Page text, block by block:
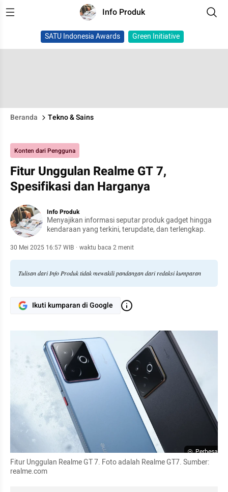
Info Produk
SATU Indonesia Awards Green Initiative
Beranda Tekno & Sains
Konten dari Pengguna
Fitur Unggulan Realme GT 7,
Spesifikasi dan Harganya
Info Produk
Menyajikan informasi seputar produk gadget hingga
kendaraan yang terkini, terupdate, dan terlengkap.
30 Mei 2025 16:57 WIB · waktu baca 2 menit
Tulisan dari Info Produk tidak mewakili pandangan dari redaksi kumparan
Ikuti kumparan di Google
Perbesar
Fitur Unggulan Realme GT 7. Foto adalah Realme GT7. Sumber:
realme.com